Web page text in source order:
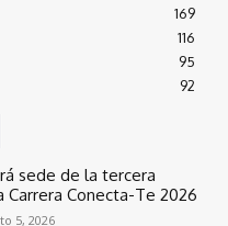
169
116
95
92
sede de la tercera
Carrera Conecta-Te 2026
5, 2026